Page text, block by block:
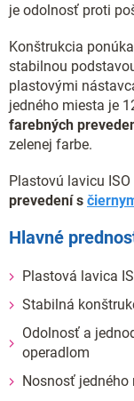
je odolnosť proti
Konštrukcia ponúka
stabilnou
plastovými
jedného miesta je
farebných
zelenej farbe.
Plastovú lavicu
prevedení s
Hlavné
Plastová lavica
Stabilná
Odolnosť a
operadlom
Nosnosť jedného